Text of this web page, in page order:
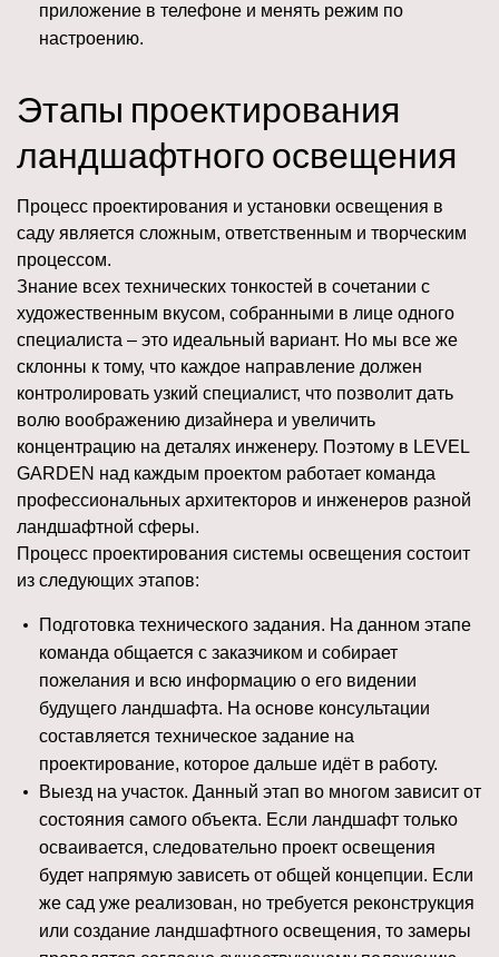
приложение в телефоне и менять режим по
настроению.
Этапы проектирования
ландшафтного освещения
Процесс проектирования и установки освещения в
саду является сложным, ответственным и творческим
процессом.
Знание всех технических тонкостей в сочетании с
художественным вкусом, собранными в лице одного
специалиста – это идеальный вариант. Но мы все же
склонны к тому, что каждое направление должен
контролировать узкий специалист, что позволит дать
волю воображению дизайнера и увеличить
концентрацию на деталях инженеру. Поэтому в LEVEL
GARDEN над каждым проектом работает команда
профессиональных архитекторов и инженеров разной
ландшафтной сферы.
Процесс проектирования системы освещения состоит
из следующих этапов:
Подготовка технического задания. На данном этапе
команда общается с заказчиком и собирает
пожелания и всю информацию о его видении
будущего ландшафта. На основе консультации
составляется техническое задание на
проектирование, которое дальше идёт в работу.
Выезд на участок. Данный этап во многом зависит от
состояния самого объекта. Если ландшафт только
осваивается, следовательно проект освещения
будет напрямую зависеть от общей концепции. Если
же сад уже реализован, но требуется реконструкция
или создание ландшафтного освещения, то замеры